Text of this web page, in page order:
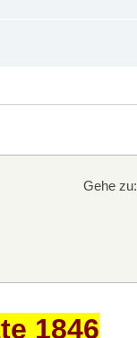
Gehe zu:
1846